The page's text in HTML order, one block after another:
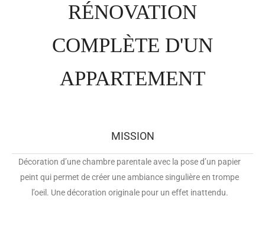
RÉNOVATION
COMPLÈTE D'UN
APPARTEMENT
MISSION
Décoration d’une chambre parentale avec la pose d’un papier
peint qui permet de créer une ambiance singulière en trompe
l’oeil. Une décoration originale pour un effet inattendu.